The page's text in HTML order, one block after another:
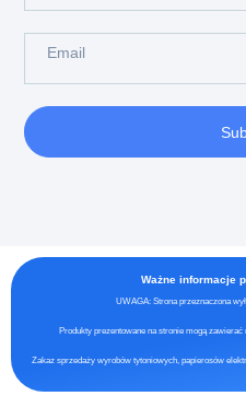
Ważne informacje
UWAGA: Strona przeznaczona
Produkty prezentowane na stronie mogą
Zakaz sprzedaży wyrobów tytoniowych, papierosów